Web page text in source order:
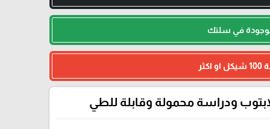
في سلتك
ودراسة محمولة وقابلة للطي